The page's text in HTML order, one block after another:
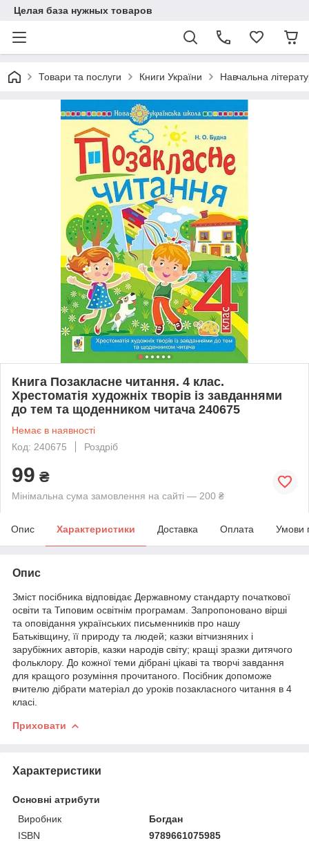
Целая база нужных товаров
Товари та послуги Книги України Навчальна
Книга Позакласне читання. 4 клас.
Хрестоматія художніх творів із завданнями
до тем та щоденником читача 240675
Немає в наявності
Код: 240675
Роздріб
99 ₴
Мінімальна сума замовлення на сайті — 200 ₴
Опис Характеристики Доставка Оплата Умови
Опис
Зміст посібника відповідає Державному стандарту початкової
освіти та Типовим освітнім програмам. Запропоновано вірші
та оповідання українських письменникiв про нашу
Батьківщину, її природу та людей; казки вітчизняних і
зарубіжних авторів, казки народів світу; кращі зразки дитячого
фольклору. До кожної теми дібрані цікаві та творчі завдання
для кращого розуміння прочитаного. Посібник допоможе
вчителю дібрати матерiал до урокiв позакласного читання в 4
класі.
Приховати
Характеристики
Основні атрибути
Виробник
Богдан
ISBN
9789661075985